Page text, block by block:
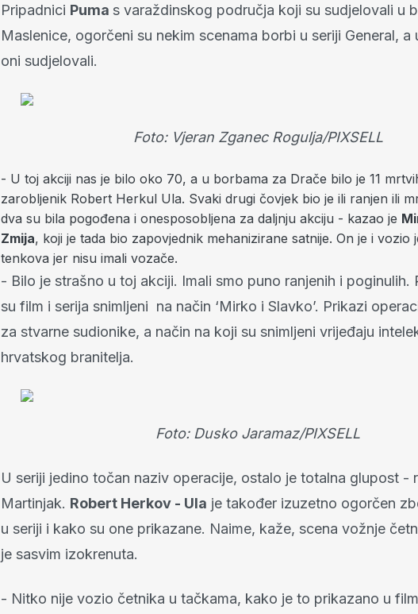
Pripadnici Puma s varaždinskog područja koji su sudjelovali u
Maslenice, ogorčeni su nekim scenama borbi u seriji General, a
oni sudjelovali.
Foto: Vjeran Zganec Rogulja/PIXSELL
- U toj akciji nas je bilo oko 70, a u borbama za Drače bilo je 11
zarobljenik Robert Herkul Ula. Svaki drugi čovjek bio je ili ranjen ili
dva su bila pogođena i onesposobljena za daljnju akciju - kazao je
Zmija, koji je tada bio zapovjednik mehanizirane satnije. On je i vozio
tenkova jer nisu imali vozače.
- Bilo je strašno u toj akciji. Imali smo puno ranjenih i poginulih.
su film i serija snimljeni na način ‘Mirko i Slavko’. Prikazi
za stvarne sudionike, a način na koji su snimljeni vrijeđaju
hrvatskog branitelja.
Foto: Dusko Jaramaz/PIXSELL
U seriji jedino točan naziv operacije, ostalo je totalna glupost -
Martinjak. Robert Herkov - Ula je također izuzetno ogorčen
u seriji i kako su one prikazane. Naime, kaže, scena vožnje
je sasvim izokrenuta.
- Nitko nije vozio četnika u tačkama, kako je to prikazano u